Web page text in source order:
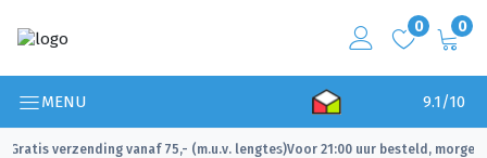
0 0
MENU 9.1/10
Gratis verzending vanaf 75,- (m.u.v. lengtes)
✓ Voor 21:00 uur besteld, morgen